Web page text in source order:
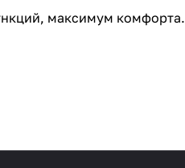
максимум комфорта.